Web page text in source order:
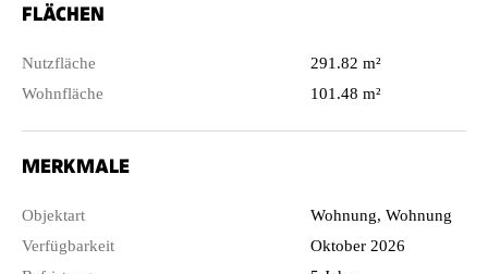
FLÄCHEN
Nutzfläche
291.82 m²
Wohnfläche
101.48 m²
MERKMALE
Objektart
Wohnung, Wohnung
Verfügbarkeit
Oktober 2026